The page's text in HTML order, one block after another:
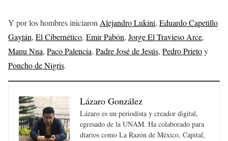
Y por los hombres iniciaron Alejandro Lukini, Eduardo Capetillo
Gaytán, El Cibernético, Emir Pabón, Jorge El Travieso Arce,
Manu Nna, Paco Palencia, Padre José de Jesús, Pedro Prietoy
Poncho de Nigris.
Lázaro González
Lázaro es un periodista y creador digital,
egresado de la UNAM. Ha colaborado para
diarios como La Razón de México, Capital,